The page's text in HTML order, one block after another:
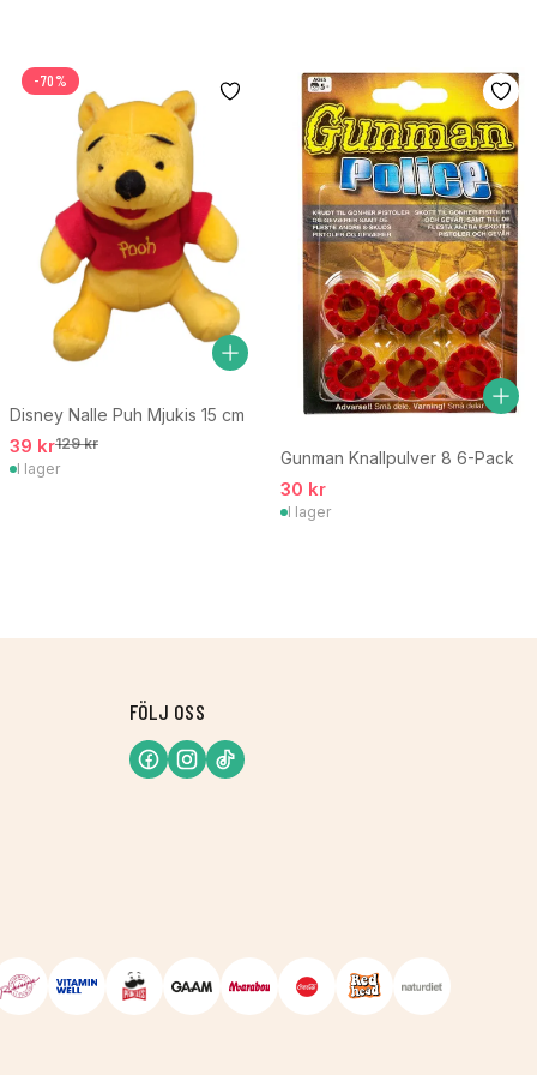
-70%
Disney Nalle Puh Mjukis 15 cm
39 kr129 kr
I lager
Gunman Knallpulver 8 6-Pack
30 kr
I lager
FÖLJ OSS